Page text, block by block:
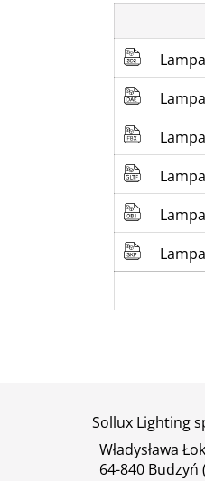
Sollux Lighting
Władysława
64-840 Budzyń